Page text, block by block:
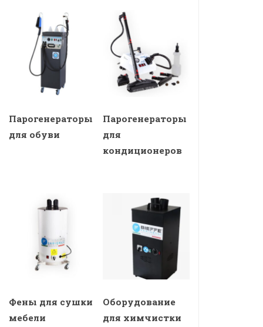
Парогенераторы
для обуви
Парогенераторы
для
кондиционеров
Фены для сушки
мебели
Оборудование
для химчистки